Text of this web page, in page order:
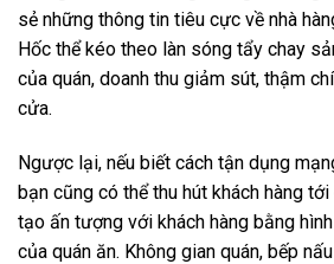
sẻ những thông tin tiêu cực về nhà
Hốc thể kéo theo làn sóng tẩy chay
của quán, doanh thu giảm sút, thậm
cửa.
Ngược lại, nếu biết cách tận dụng
bạn cũng có thể thu hút khách hàng tới
tạo ấn tượng với khách hàng bằng
của quán ăn. Không gian quán, bếp